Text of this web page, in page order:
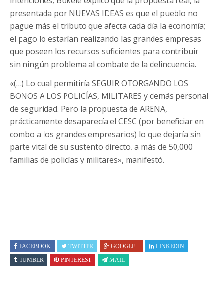
presentada por NUEVAS IDEAS es que el pueblo no
pague más el tributo que afecta cada día la economía;
el pago lo estarían realizando las grandes empresas
que poseen los recursos suficientes para contribuir
sin ningún problema al combate de la delincuencia.
«(…) Lo cual permitiría SEGUIR OTORGANDO LOS
BONOS A LOS POLICÍAS, MILITARES y demás personal
de seguridad. Pero la propuesta de ARENA,
prácticamente desaparecía el CESC (por beneficiar en
combo a los grandes empresarios) lo que dejaría sin
parte vital de su sustento directo, a más de 50,000
familias de policías y militares», manifestó.
FACEBOOK TWITTER GOOGLE+
LINKEDIN
TUMBLR
PINTEREST MAIL